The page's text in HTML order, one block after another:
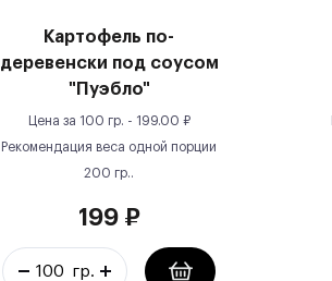
Картофель по-
деревенски под соусом
"Пуэбло"
Цена за 100 гр. - 199.00 ₽
Рекомендация веса одной порции
200 гр..
199₽